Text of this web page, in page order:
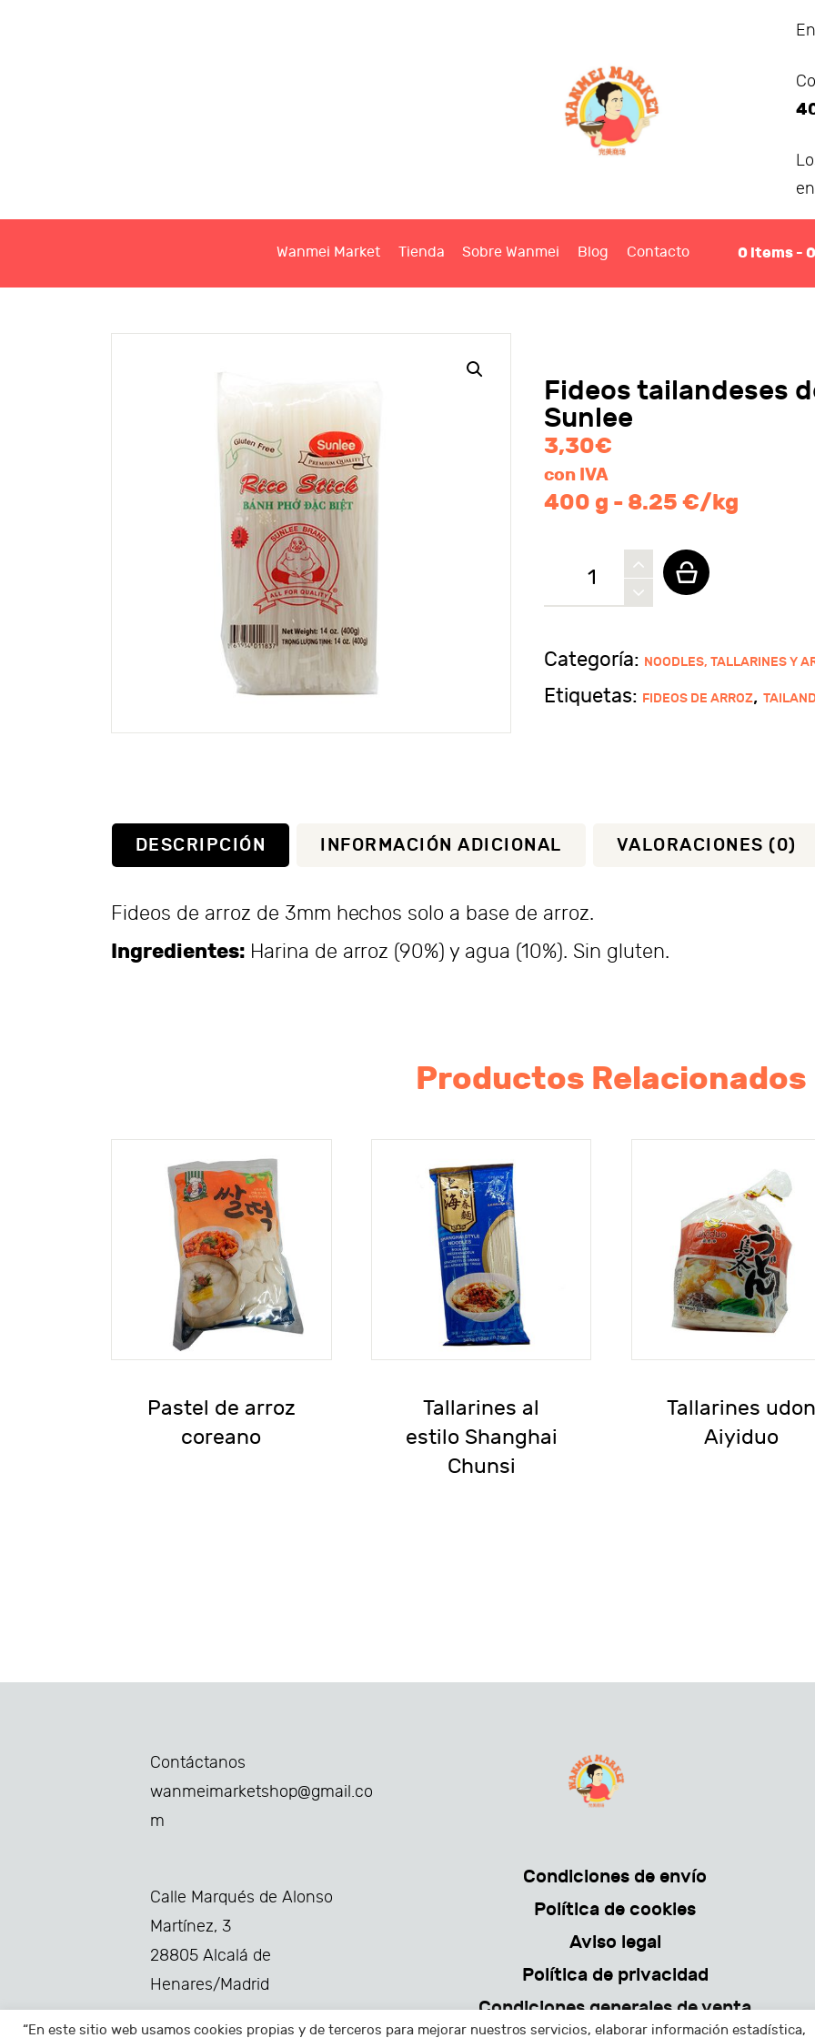
Wanmei Market Tienda Sobre Wanmei Blog Contacto 0 items -
SOBRE WANMEI
BLOG
CONTACTO
Fideos tailandeses
Sunlee
3,30€
con IVA
400 g - 8.25 €/kg
Fideos
tailandeses
arroz
tiras
Categoría: NOODLES, TALLARINES Y
Etiquetas: FIDEOS DE ARROZ,
DESCRIPCIÓN INFORMACIÓN ADICIONAL VALORACIONES (0)
Fideos de arroz de 3mm hechos solo a base de arroz.
Ingredientes:Harina de arroz (90%) y agua (10%). Sin gluten.
Productos Relacionados
Pastel de arroz
coreano
Tallarines al
estilo Shanghai
Chunsi
Tallarines udon
Aiyiduo
Contáctanos
wanmeimarketshop@gmail.co
m
Calle Marqués de Alonso
Martínez, 3
28805 Alcalá de
Henares/Madrid
Condiciones de envío
Política de cookies
Aviso legal
Política de privacidad
Condiciones generales de venta
“En este sitio web usamos cookies propias y de terceros para mejorar nuestros servicios, elaborar información estadística,